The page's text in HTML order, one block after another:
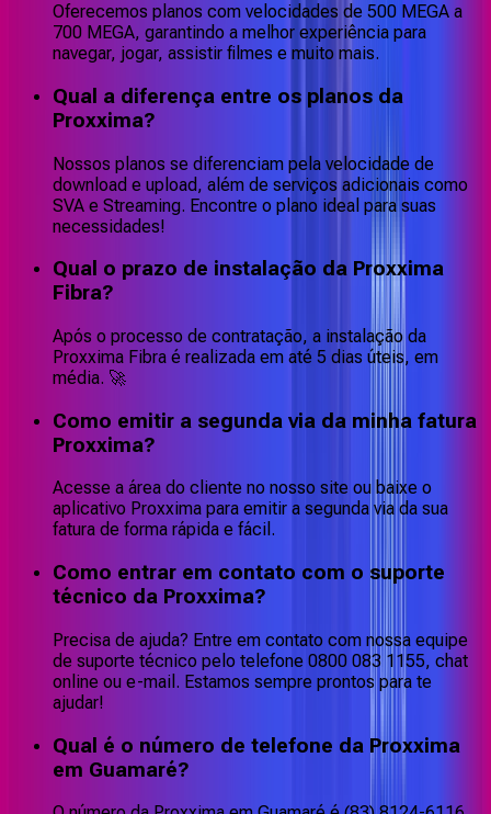
Oferecemos planos com velocidades de 500 MEGA a
700 MEGA, garantindo a melhor experiência para
navegar, jogar, assistir filmes e muito mais.
Qual a diferença entre os planos da
Proxxima?
Nossos planos se diferenciam pela velocidade de
download e upload, além de serviços adicionais como
SVA e Streaming. Encontre o plano ideal para suas
necessidades!
Qual o prazo de instalação da Proxxima
Fibra?
Após o processo de contratação, a instalação da
Proxxima Fibra é realizada em até 5 dias úteis, em
média. 🚀
Como emitir a segunda via da minha fatura
Proxxima?
Acesse a área do cliente no nosso site ou baixe o
aplicativo Proxxima para emitir a segunda via da sua
fatura de forma rápida e fácil.
Como entrar em contato com o suporte
técnico da Proxxima?
Precisa de ajuda? Entre em contato com nossa equipe
de suporte técnico pelo telefone 0800 083 1155, chat
online ou e-mail. Estamos sempre prontos para te
ajudar!
Qual é o número de telefone da Proxxima
em Guamaré?